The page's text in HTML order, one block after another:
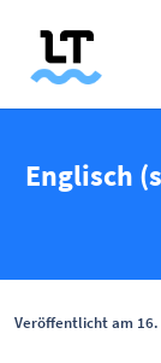
Englisch
Veröffentlicht am 16.